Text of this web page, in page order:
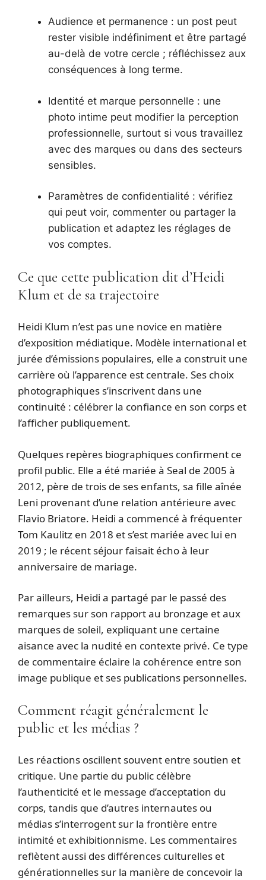
Audience et permanence : un post peut
rester visible indéfiniment et être partagé
au-delà de votre cercle ; réfléchissez aux
conséquences à long terme.
Identité et marque personnelle : une
photo intime peut modifier la perception
professionnelle, surtout si vous travaillez
avec des marques ou dans des secteurs
sensibles.
Paramètres de confidentialité : vérifiez
qui peut voir, commenter ou partager la
publication et adaptez les réglages de
vos comptes.
Ce que cette publication dit d’Heidi
Klum et de sa trajectoire
Heidi Klum n’est pas une novice en matière
d’exposition médiatique. Modèle international et
jurée d’émissions populaires, elle a construit une
carrière où l’apparence est centrale. Ses choix
photographiques s’inscrivent dans une
continuité : célébrer la confiance en son corps et
l’afficher publiquement.
Quelques repères biographiques confirment ce
profil public. Elle a été mariée à Seal de 2005 à
2012, père de trois de ses enfants, sa fille aînée
Leni provenant d’une relation antérieure avec
Flavio Briatore. Heidi a commencé à fréquenter
Tom Kaulitz en 2018 et s’est mariée avec lui en
2019 ; le récent séjour faisait écho à leur
anniversaire de mariage.
Par ailleurs, Heidi a partagé par le passé des
remarques sur son rapport au bronzage et aux
marques de soleil, expliquant une certaine
aisance avec la nudité en contexte privé. Ce type
de commentaire éclaire la cohérence entre son
image publique et ses publications personnelles.
Comment réagit généralement le
public et les médias ?
Les réactions oscillent souvent entre soutien et
critique. Une partie du public célèbre
l’authenticité et le message d’acceptation du
corps, tandis que d’autres internautes ou
médias s’interrogent sur la frontière entre
intimité et exhibitionnisme. Les commentaires
reflètent aussi des différences culturelles et
générationnelles sur la manière de concevoir la